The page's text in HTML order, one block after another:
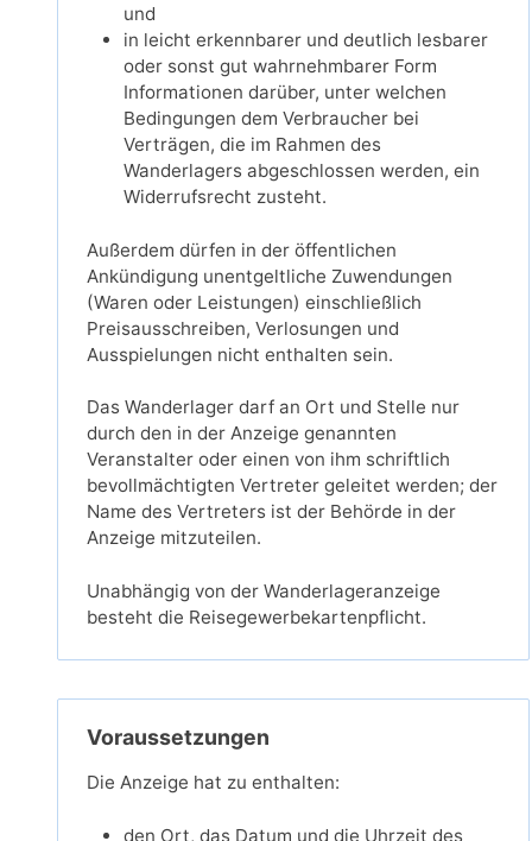
und
in leicht erkennbarer und deutlich lesbarer
oder sonst gut wahrnehmbarer Form
Informationen darüber, unter welchen
Bedingungen dem Verbraucher bei
Verträgen, die im Rahmen des
Wanderlagers abgeschlossen werden, ein
Widerrufsrecht zusteht.
Außerdem dürfen in der öffentlichen
Ankündigung unentgeltliche Zuwendungen
(Waren oder Leistungen) einschließlich
Preisausschreiben, Verlosungen und
Ausspielungen nicht enthalten sein.
Das Wanderlager darf an Ort und Stelle nur
durch den in der Anzeige genannten
Veranstalter oder einen von ihm schriftlich
bevollmächtigten Vertreter geleitet werden; der
Name des Vertreters ist der Behörde in der
Anzeige mitzuteilen.
Unabhängig von der Wanderlageranzeige
besteht die Reisegewerbekartenpflicht.
Voraussetzungen
Die Anzeige hat zu enthalten:
den Ort, das Datum und die Uhrzeit des